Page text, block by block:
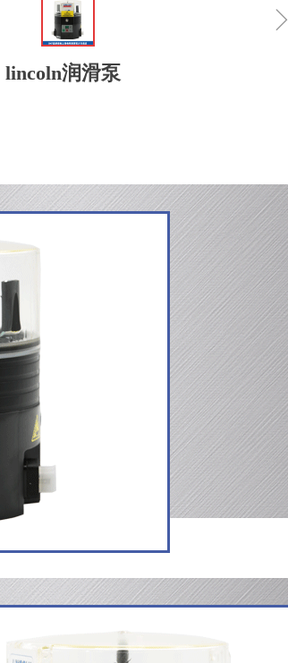
ꁇ
lincoln润滑泵